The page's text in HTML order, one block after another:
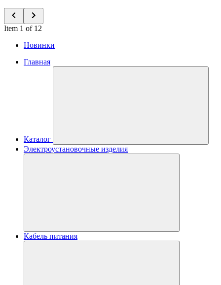
Item 1 of 12
Новинки
Главная
Каталог
Электроустановочные изделия
Кабель питания